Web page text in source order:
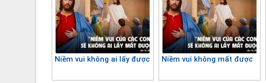
Niềm vui không ai lấy được Niềm vui không mất được